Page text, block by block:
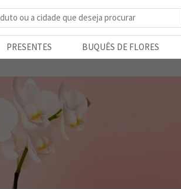
PRESENTES BUQUÊS DE FLORES